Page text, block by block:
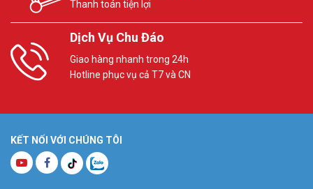
Thanh toán tiện lợi
Dịch Vụ Chu Đáo
Giao hàng nhanh trong 24h
Hotline phục vụ cả T7 và CN
KẾT NỐI VỚI CHÚNG TÔI